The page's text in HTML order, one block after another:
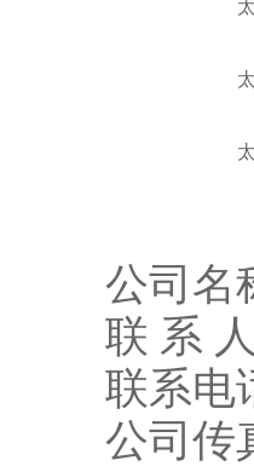
公司名
联 系
联系电
公司传